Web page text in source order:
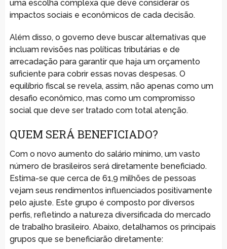
uma escolha complexa que deve considerar os
impactos sociais e econômicos de cada decisão.
Além disso, o governo deve buscar alternativas que
incluam revisões nas políticas tributárias e de
arrecadação para garantir que haja um orçamento
suficiente para cobrir essas novas despesas. O
equilíbrio fiscal se revela, assim, não apenas como um
desafio econômico, mas como um compromisso
social que deve ser tratado com total atenção.
QUEM SERÁ BENEFICIADO?
Com o novo aumento do salário mínimo, um vasto
número de brasileiros será diretamente beneficiado.
Estima-se que cerca de 61,9 milhões de pessoas
vejam seus rendimentos influenciados positivamente
pelo ajuste. Este grupo é composto por diversos
perfis, refletindo a natureza diversificada do mercado
de trabalho brasileiro. Abaixo, detalhamos os principais
grupos que se beneficiarão diretamente: